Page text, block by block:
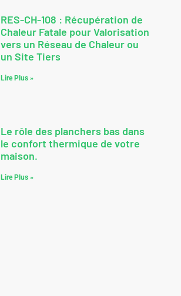
RES-CH-108 : Récupération de
Chaleur Fatale pour Valorisation
vers un Réseau de Chaleur ou
un Site Tiers
Lire Plus »
Le rôle des planchers bas dans
le confort thermique de votre
maison.
Lire Plus »